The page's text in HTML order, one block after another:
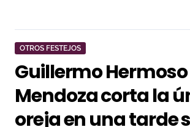
OTROS FESTEJOS
Guillermo
Mendoza corta la
oreja en una tarde